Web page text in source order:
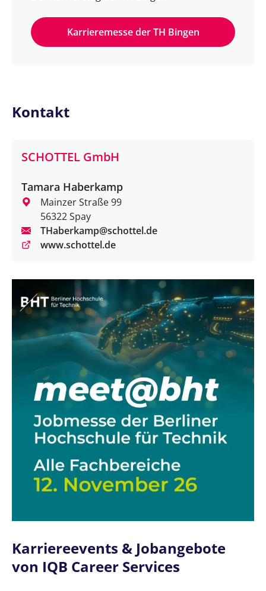
Karrieremesse der TH Bingen
Kontakt
SCHOTTEL GmbH
Tamara Haberkamp
Mainzer Straße 99
56322 Spay
THaberkamp@schottel.de
www.schottel.de
Karriereevents & Jobangebote
von IQB Career Services